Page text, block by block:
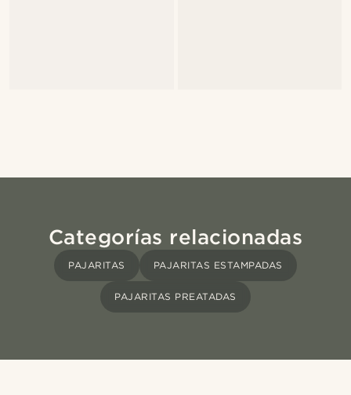
Categorías relacionadas
PAJARITAS PAJARITAS ESTAMPADAS
PAJARITAS PREATADAS